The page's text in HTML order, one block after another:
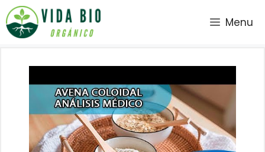
Saltar
al
contenido
Menu